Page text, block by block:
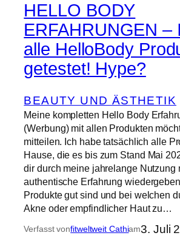
HELLO BODY
ERFAHRUNGEN –
alle HelloBody
getestet! Hype?
BEAUTY UND ÄSTHETIK
Meine kompletten Hello Body
(Werbung) mit allen Produkten
mitteilen. Ich habe tatsächlich alle
Hause, die es bis zum Stand Mai
dir durch meine jahrelange Nutzung
authentische Erfahrung
Produkte gut sind und bei welchen
Akne oder empfindlicher Haut zu…
Verfasst vonfitweltweit Cathiam3. Juli